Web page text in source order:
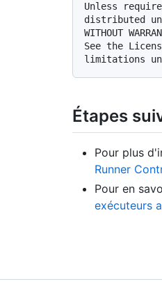
Unless
distributed
WITHOUT
See the
Étapes
Pour plus
Runner
Pour en
exécuteurs